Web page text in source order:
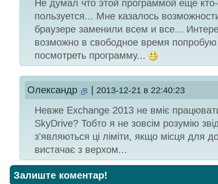
Не думал что этой программой еще
пользуется... Мне казалось
браузере заменили всем и все...
возможно в свободное время попробую
посмотреть программу...
Олександр 2013-12-21 в 22:40:23
Невже Exchange 2013 не вміє
SkyDrive? Тобто я не зовсім розумію
з'являються ці ліміти, якщо місця для
вистачає з верхом...
Залиште коментар!